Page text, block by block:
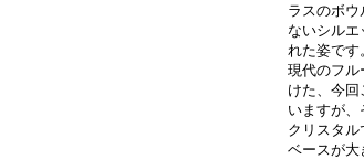
ラスのボ
ないシルエ
れた姿です
現代のフル
けた、今
いますが、
クリスタ
ベースが大